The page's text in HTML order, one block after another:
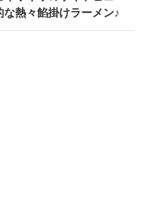
な熱々餡掛けラーメン♪